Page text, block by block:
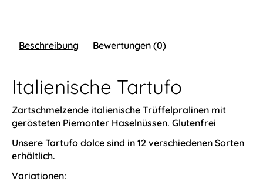
Beschreibung Bewertungen (0)
Italienische Tartufo
Zartschmelzende italienische Trüffelpralinen mit
gerösteten Piemonter Haselnüssen. Glutenfrei
Unsere Tartufo dolce sind in 12 verschiedenen Sorten
erhältlich.
Variationen: